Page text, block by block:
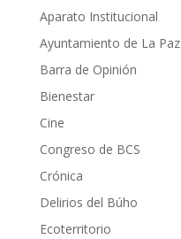
Aparato Institucional
Ayuntamiento de La Paz
Barra de Opinión
Bienestar
Cine
Congreso de BCS
Crónica
Delirios del Búho
Ecoterritorio